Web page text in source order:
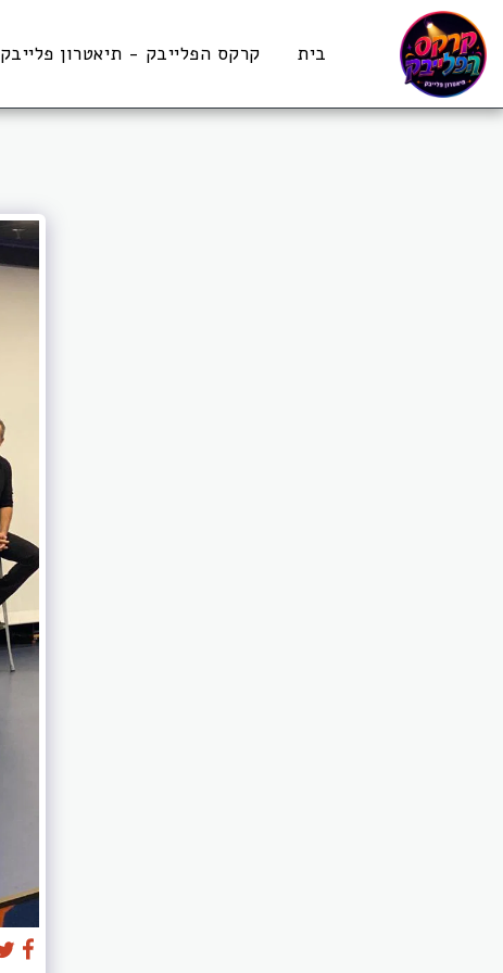
בית קרקס הפלייבק - תיאטרון פלייבק